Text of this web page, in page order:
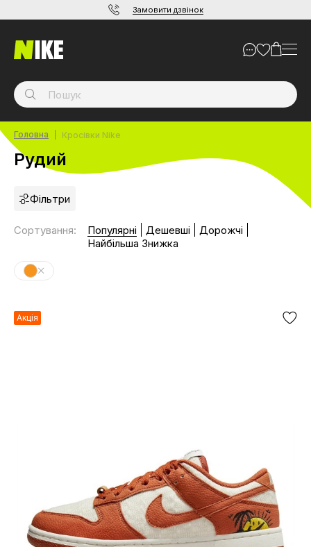
Замовити дзвінок
Головна Кросівки Nike
Рудий
Фільтри
Сортування: Популярні Дешевші
Дорожчі
Найбільша Знижка
Акція